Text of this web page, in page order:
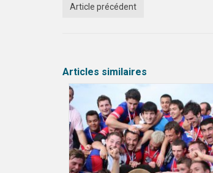
Article précédent
Articles similaires